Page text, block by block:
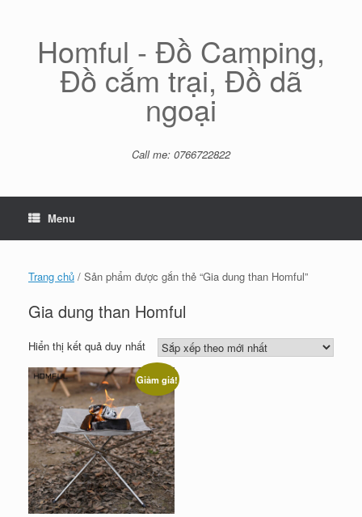
Homful - Đồ Camping,
Đồ cắm trại, Đồ dã
ngoại
Call me: 0766722822
Menu
Trang chủ / Sản phẩm được gắn thẻ “Gia dung than Homful”
Gia dung than Homful
Hiển thị kết quả duy nhất
Giảm giá!